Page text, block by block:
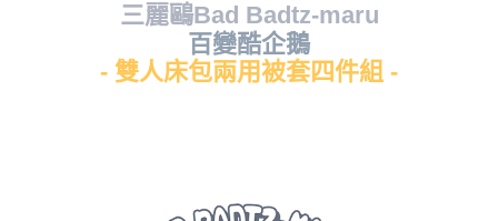
三麗鷗Bad Badtz-maru
百變酷企鵝
- 雙人床包兩用被套四件組 -